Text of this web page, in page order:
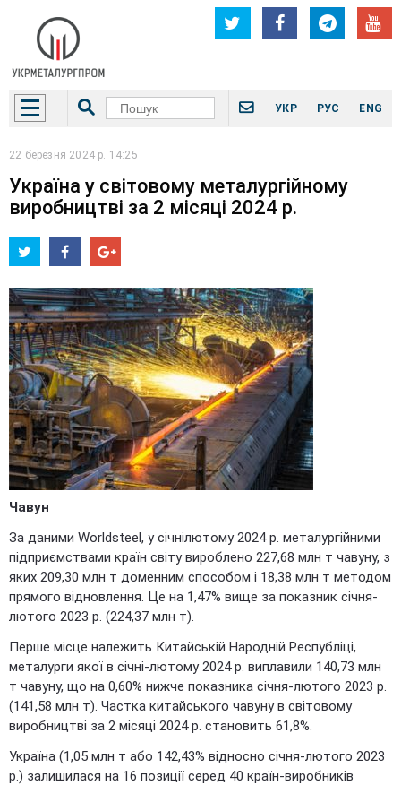
УКР РУС ENG
22 березня 2024 р. 14:25
Україна у світовому металургійному
виробництві за 2 місяці 2024 р.
Чавун
За даними Worldsteel, у січнілютому 2024 р. металургійними
підприємствами країн світу вироблено 227,68 млн т чавуну, з
яких 209,30 млн т доменним способом і 18,38 млн т методом
прямого відновлення. Це на 1,47% вище за показник січня-
лютого 2023 р. (224,37 млн т).
Перше місце належить Китайській Народній Республіці,
металурги якої в січні-лютому 2024 р. виплавили 140,73 млн
т чавуну, що на 0,60% нижче показника січня-лютого 2023 р.
(141,58 млн т). Частка китайського чавуну в світовому
виробництві за 2 місяці 2024 р. становить 61,8%.
Україна (1,05 млн т або 142,43% відносно січня-лютого 2023
р.) залишилася на 16 позиції серед 40 країн-виробників